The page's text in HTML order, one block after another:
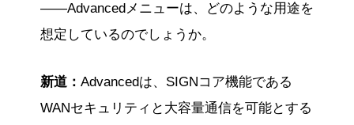
——Advancedメニューは、どのような用途を
想定しているのでしょうか。
新道： Advancedは、SIGNコア機能である
WANセキュリティと大容量通信を可能とする